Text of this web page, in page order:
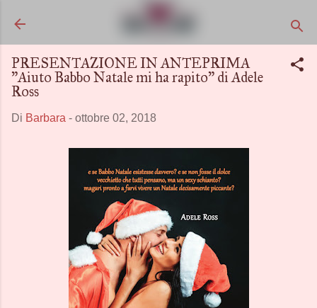
PRESENTAZIONE IN ANTEPRIMA
"Aiuto Babbo Natale mi ha rapito" di Adele
Ross
Di Barbara - ottobre 02, 2018